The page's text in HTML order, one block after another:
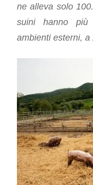
ne alleva solo
suini hanno
ambienti esterni,